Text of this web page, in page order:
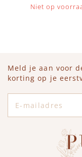
Niet op
Meld je aan voor
korting op je